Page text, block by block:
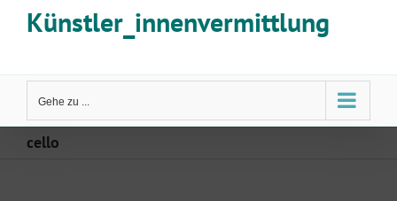
Künstler_innenvermittlung
Gehe zu ...
cello